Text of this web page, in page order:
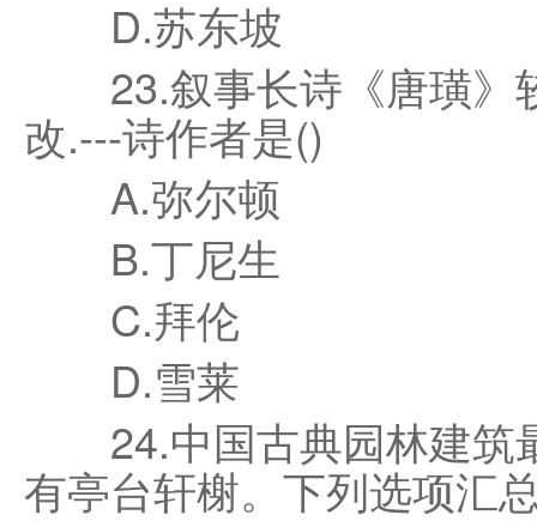
D.苏东坡
23.叙事长诗《唐璜》
改.---诗作者是()
A.弥尔顿
B.丁尼生
C.拜伦
D.雪莱
24.中国古典园林建筑
有亭台轩榭。下列选项汇